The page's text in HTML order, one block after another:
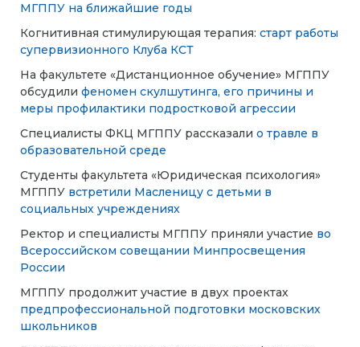
МГППУ на ближайшие годы
Когнитивная стимулирующая терапия: старт работы
супервизионного Клуба КСТ
На факультете «Дистанционное обучение» МГППУ
обсудили феномен скулшутинга, его причины и
меры профилактики подростковой агрессии
Специалисты ФКЦ МГППУ рассказали о травле в
образовательной среде
Студенты факультета «Юридическая психология»
МГППУ встретили Масленицу с детьми в
социальных учреждениях
Ректор и специалисты МГППУ приняли участие во
Всероссийском совещании Минпросвещения
России
МГППУ продолжит участие в двух проектах
предпрофессиональной подготовки московских
школьников